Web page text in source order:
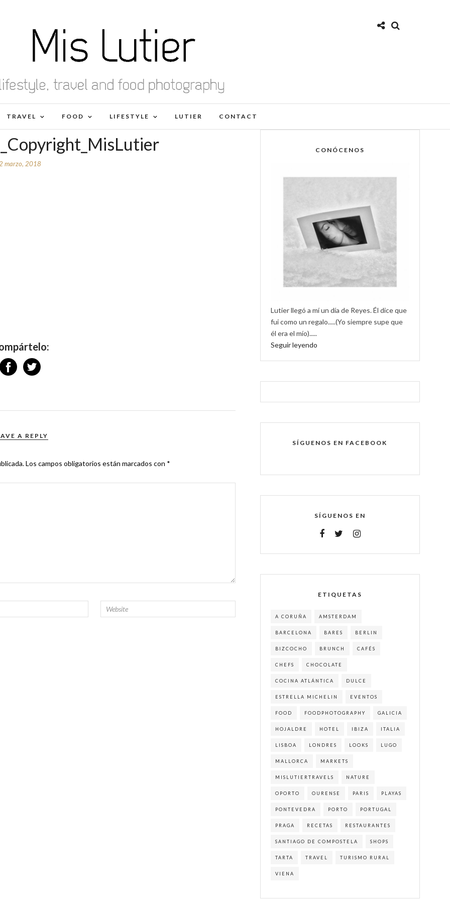
TRAVEL FOOD LIFESTYLE LUTIER CONTACT
marzo, 2018
A REPLY
Los campos obligatorios están marcados con *
CONÓCENOS
Lutier llegó a mí un día de Reyes. Él dice que
fui como un regalo.....(Yo siempre supe que
él era el mío).....
Seguir leyendo
SÍGUENOS EN FACEBOOK
SÍGUENOS EN
ETIQUETAS
A CORUÑA AMSTERDAM
BARCELONA BARES BERLIN
BIZCOCHO BRUNCH CAFÉS
CHEFS CHOCOLATE
COCINA ATLÁNTICA DULCE
ESTRELLA MICHELIN EVENTOS
FOOD FOODPHOTOGRAPHY GALICIA
HOJALDRE HOTEL IBIZA ITALIA
LISBOA LONDRES LOOKS LUGO
MALLORCA MARKETS
MISLUTIERTRAVELS NATURE
OPORTO OURENSE PARIS PLAYAS
PONTEVEDRA PORTO PORTUGAL
PRAGA RECETAS RESTAURANTES
SANTIAGO DE COMPOSTELA SHOPS
TARTA TRAVEL TURISMO RURAL
VIENA